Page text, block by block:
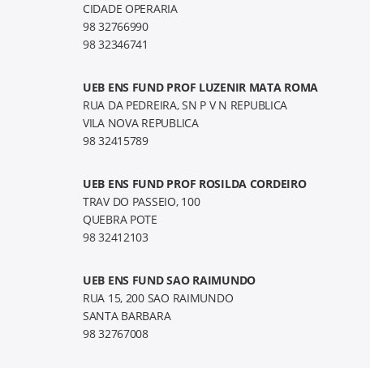
CIDADE OPERARIA
98 32766990
98 32346741
UEB ENS FUND PROF LUZENIR MATA ROMA
RUA DA PEDREIRA, SN P V N REPUBLICA
VILA NOVA REPUBLICA
98 32415789
UEB ENS FUND PROF ROSILDA CORDEIRO
TRAV DO PASSEIO, 100
QUEBRA POTE
98 32412103
UEB ENS FUND SAO RAIMUNDO
RUA 15, 200 SAO RAIMUNDO
SANTA BARBARA
98 32767008